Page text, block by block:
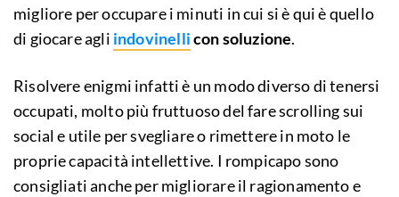
migliore per occupare i minuti in cui si è qui è quello
di giocare agli indovinellicon soluzione.
Risolvere enigmi infatti è un modo diverso di tenersi
occupati, molto più fruttuoso del fare scrolling sui
social e utile per svegliare o rimettere in moto le
proprie capacità intellettive. I rompicapo sono
consigliati anche per migliorare il ragionamento e